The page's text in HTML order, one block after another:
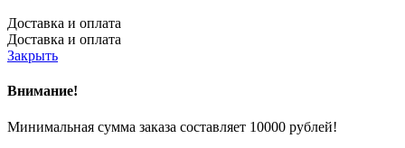
Доставка и оплата
Доставка и оплата
Закрыть
Внимание!
Минимальная сумма заказа составляет 10000 рублей!